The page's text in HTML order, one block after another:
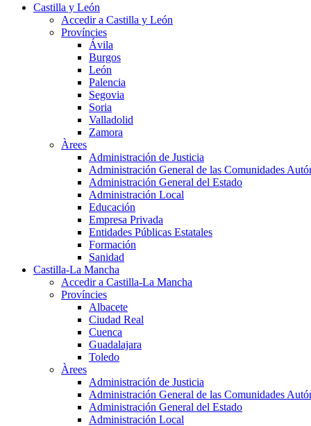
Castilla y León
Accedir a Castilla y León
Províncies
Ávila
Burgos
León
Palencia
Segovia
Soria
Valladolid
Zamora
Àrees
Administración de Justicia
Administración General de las Comunidades
Administración General del Estado
Administración Local
Educación
Empresa Privada
Entidades Públicas Estatales
Formación
Sanidad
Castilla-La Mancha
Accedir a Castilla-La Mancha
Províncies
Albacete
Ciudad Real
Cuenca
Guadalajara
Toledo
Àrees
Administración de Justicia
Administración General de las Comunidades
Administración General del Estado
Administración Local